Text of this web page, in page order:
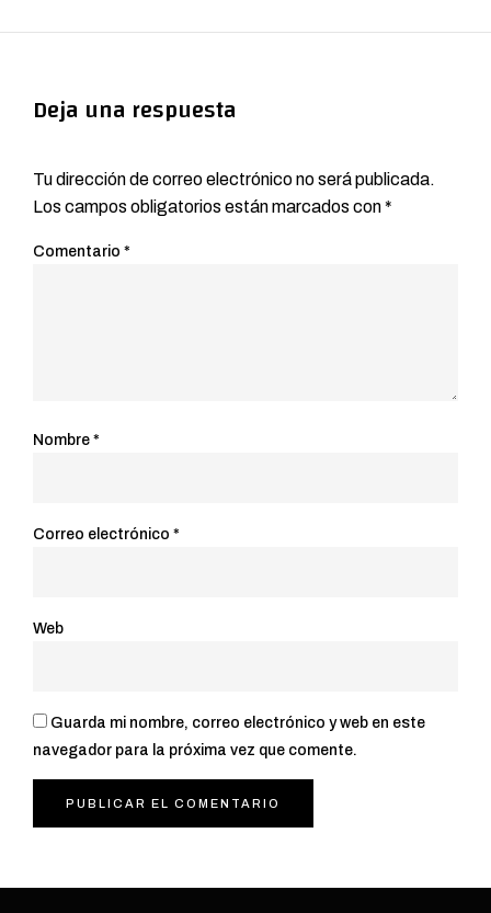
Deja una respuesta
Tu dirección de correo electrónico no será publicada.
Los campos obligatorios están marcados con*
Comentario *
Nombre *
Correo electrónico *
Web
Guarda mi nombre, correo electrónico y web en este
navegador para la próxima vez que comente.